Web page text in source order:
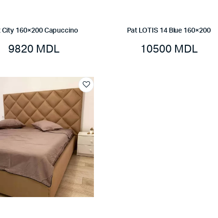
City 160×200 Capuccino
9820 MDL
Pat LOTIS 14 Blue 160×200
10500 MDL